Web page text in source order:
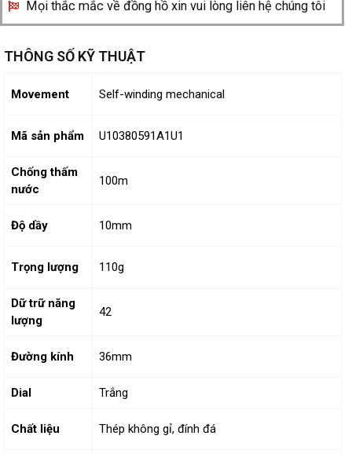
Mọi thắc mắc về đồng hồ xin vui lòng liên hệ chúng tôi
THÔNG SỐ KỸ THUẬT
Movement Self-winding mechanical
Mã sản phẩm U10380591A1U1
Chống thấm
nước
100m
Độ dầy 10mm
Trọng lượng 110g
Dữ trữ năng
lượng
42
Đường kính 36mm
Dial Trắng
Chất liệu Thép không gỉ, đính đá